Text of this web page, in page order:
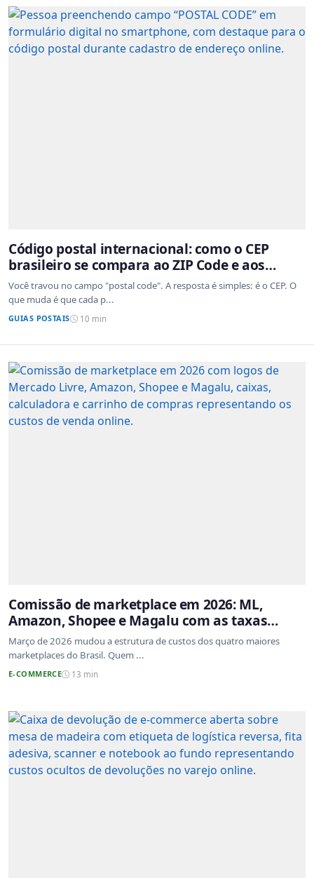
Código postal internacional: como o CEP
brasileiro se compara ao ZIP Code e aos
sistemas de outros países
Você travou no campo "postal code". A resposta é simples: é o CEP. O
que muda é que cada p...
GUIAS POSTAIS 10 min
Comissão de marketplace em 2026: ML,
Amazon, Shopee e Magalu com as taxas
atualizadas
Março de 2026 mudou a estrutura de custos dos quatro maiores
marketplaces do Brasil. Quem ...
E-COMMERCE 13 min